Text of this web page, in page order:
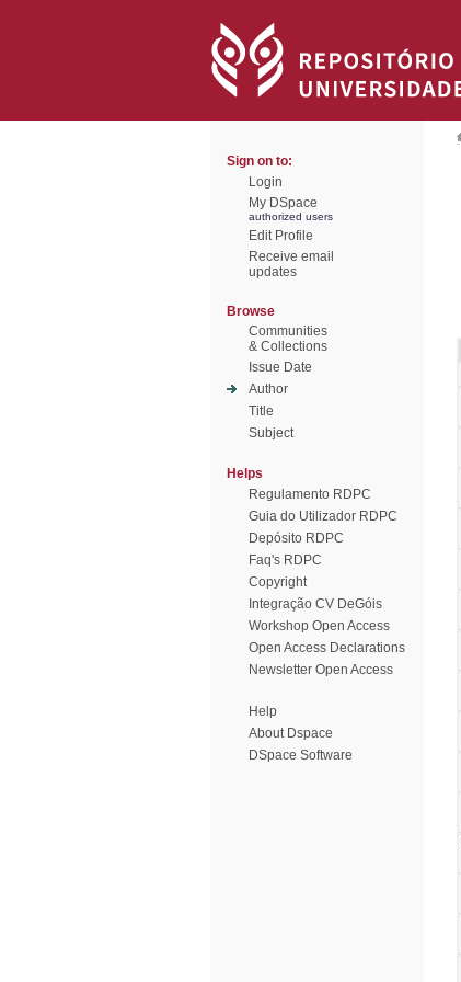
Sign on to:
Login
My DSpace
authorized users
Edit Profile
Receive email
updates
Browse
Communities
& Collections
Issue Date
Author
Title
Subject
Helps
Regulamento RDPC
Guia do Utilizador RDPC
Depósito RDPC
Faq's RDPC
Copyright
Integração CV DeGóis
Workshop Open Access
Open Access Declarations
Newsletter Open Access
Help
About Dspace
DSpace Software